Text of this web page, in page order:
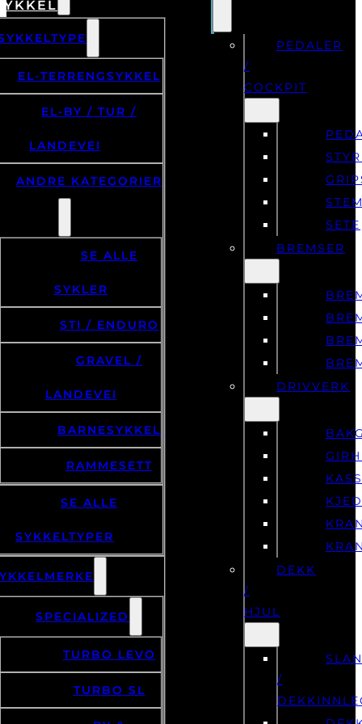
EL-TERRENGSYKKEL
EL-BY / TUR /
LANDEVEI
ANDRE KATEGORIER
SE ALLE
SYKLER
STI / ENDURO
GRAVEL /
LANDEVEI
BARNESYKKEL
RAMMESETT
SE ALLE
SYKKELTYPER
SPECIALIZED
TURBO LEVO
TURBO SL
PEDALER
/
COCKPIT
SETE
BREMSER
DRIVVERK
DEKK
/
HJUL
/